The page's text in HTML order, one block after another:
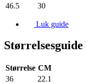
46.5
30
Luk guide
Størrelsesguide
Størrelse CM
36
22.1